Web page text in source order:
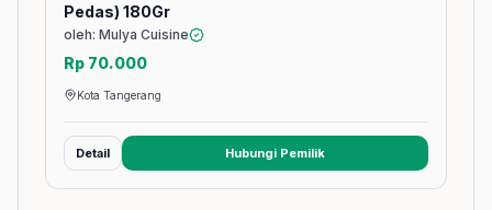
Pedas) 180Gr
oleh: Mulya Cuisine
Rp 70.000
Kota Tangerang
Detail Hubungi Pemilik(membuka tab baru)